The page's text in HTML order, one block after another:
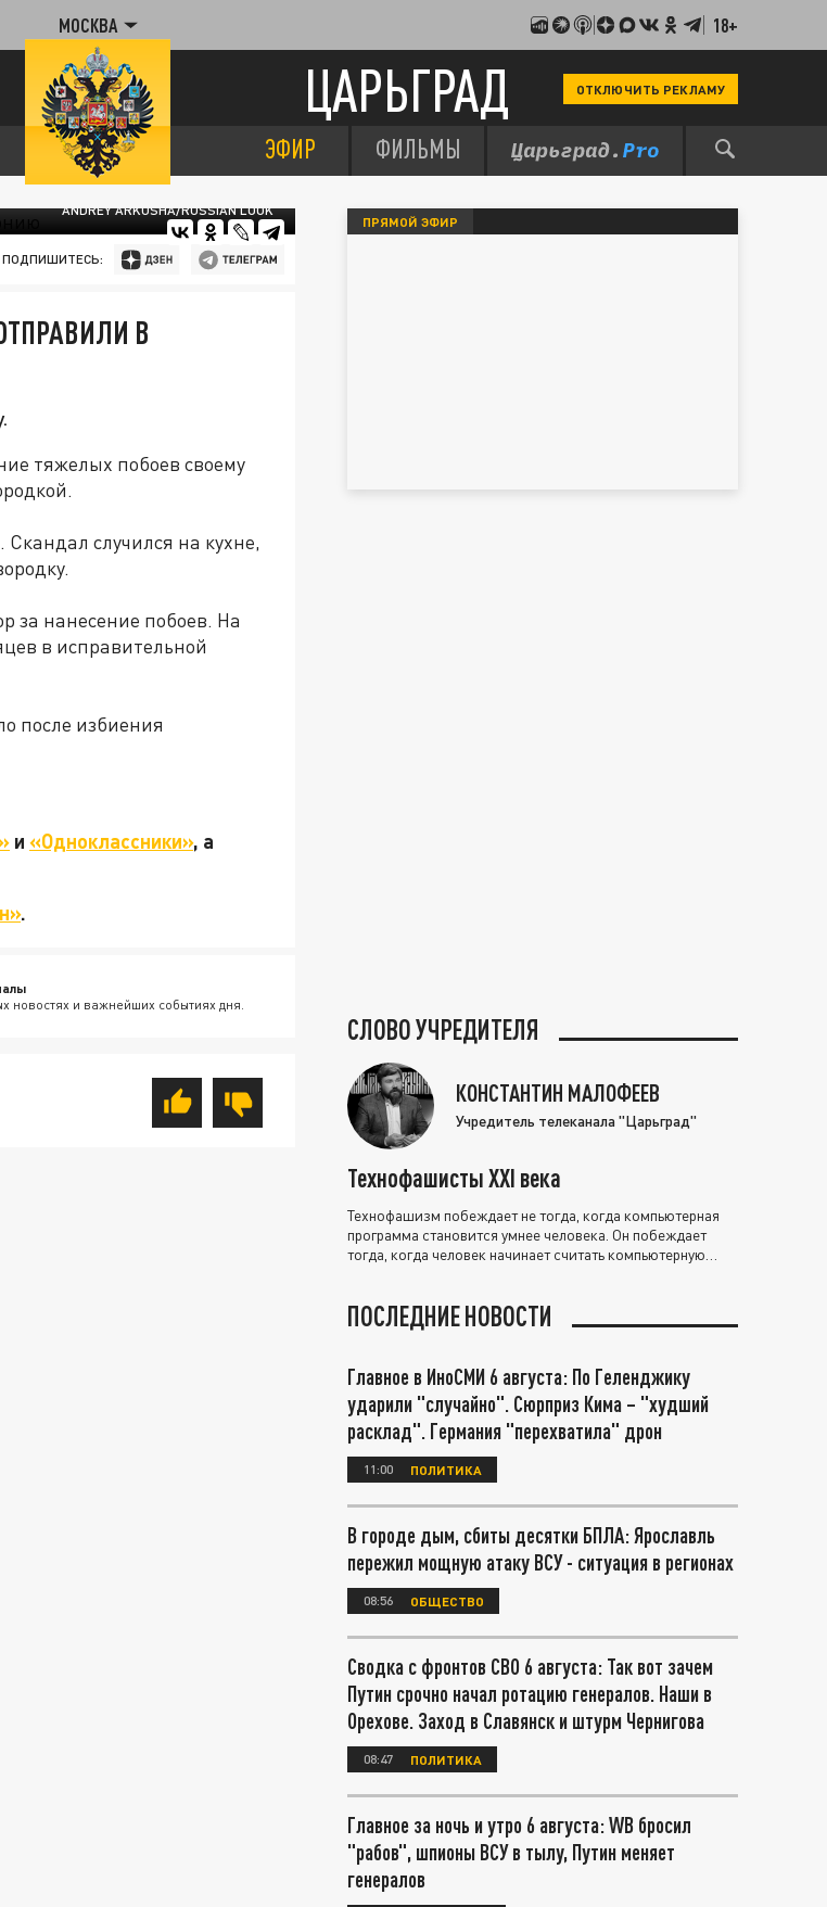
МОСКВА 18+
ЦАРЬГРАД ОТКЛЮЧИТЬ РЕКЛАМУ
ЭФИР ФИЛЬМЫ
ANDREY ARKUSHA/RUSSIAN LOOK
ПОДПИШИТЕСЬ:
В
тяжелых побоев своему
случился на кухне,
за нанесение побоев. На
в исправительной
после избиения
и «Одноклассники», а
.
новостях и важнейших событиях дня.
ПРЯМОЙ ЭФИР
СЛОВО УЧРЕДИТЕЛЯ
КОНСТАНТИН МАЛОФЕЕВ
Учредитель телеканала "Царьград"
Технофашисты XXI века
Технофашизм побеждает не тогда, когда компьютерная
программа становится умнее человека. Он побеждает
тогда, когда человек начинает считать компьютерную
ПОСЛЕДНИЕ НОВОСТИ
Главное в ИноСМИ 6 августа: По Геленджику
ударили "случайно". Сюрприз Кима – "худший
расклад". Германия "перехватила" дрон
11:00 ПОЛИТИКА
В городе дым, сбиты десятки БПЛА: Ярославль
пережил мощную атаку ВСУ - ситуация в регионах
08:56 ОБЩЕСТВО
Сводка с фронтов СВО 6 августа: Так вот зачем
Путин срочно начал ротацию генералов. Наши в
Орехове. Заход в Славянск и штурм Чернигова
08:47 ПОЛИТИКА
Главное за ночь и утро 6 августа: WB бросил
"рабов", шпионы ВСУ в тылу, Путин меняет
генералов